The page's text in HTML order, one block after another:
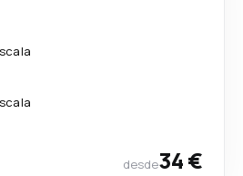
desde34 €